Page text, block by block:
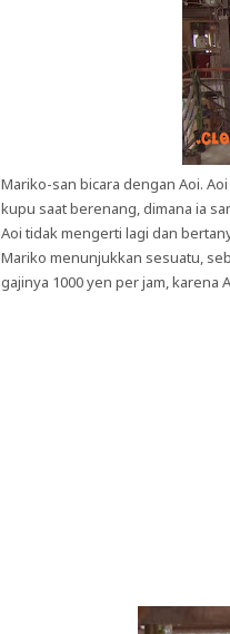
Mariko-san bicara dengan Aoi.
kupu saat berenang, dimana ia
Aoi tidak mengerti lagi dan
Mariko menunjukkan sesuatu,
gajinya 1000 yen per jam, karena